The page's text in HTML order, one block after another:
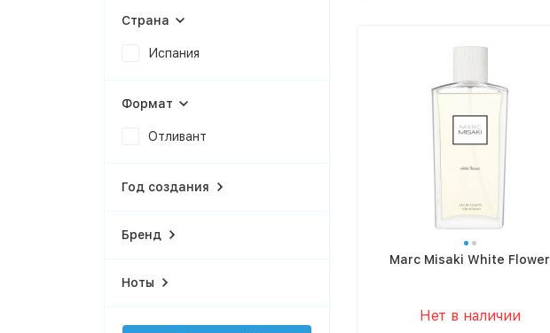
Marc Misaki White Flower
Нет в наличии
Страна
Испания
Формат
Отливант
Год создания
Бренд
Ноты